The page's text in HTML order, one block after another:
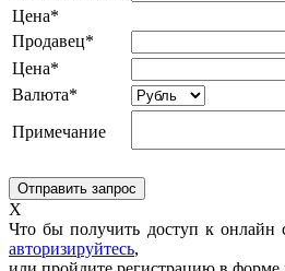
Цена*
Продавец*
Цена*
Валюта*
Примечание
X
Что бы получить доступ к онлайн
авторизируйтесь,